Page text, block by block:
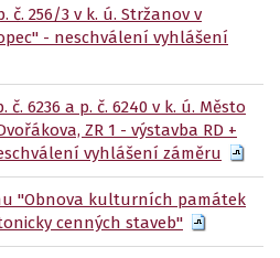
č. 256/3 v k. ú. Stržanov v
- neschválení vyhlášení
č. 6236 a p. č. 6240 v k. ú. Město
ZR 1 - výstavba RD +
vyhlášení záměru
"Obnova kulturních památek
cenných staveb"